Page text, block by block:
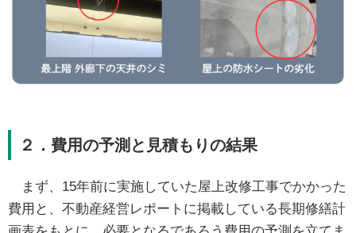
２．費用の予測と見積もりの結果
まず、15年前に実施していた屋上改修工事でかかった
費用と、不動産経営レポートに掲載している長期修繕計